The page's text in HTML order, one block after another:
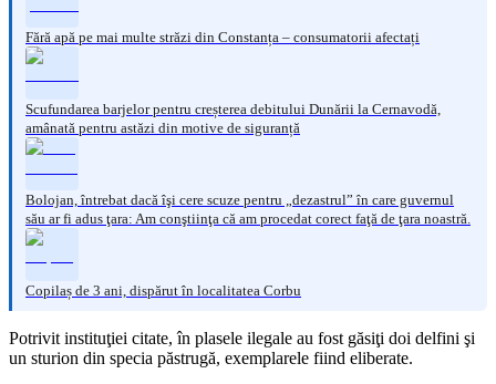
Fără apă pe mai multe străzi din Constanța – consumatorii afectați
Scufundarea barjelor pentru creșterea debitului Dunării la Cernavodă,
amânată pentru astăzi din motive de siguranță
Bolojan, întrebat dacă îşi cere scuze pentru „dezastrul” în care guvernul
său ar fi adus ţara: Am conştiinţa că am procedat corect faţă de ţara noastră.
Copilaș de 3 ani, dispărut în localitatea Corbu
Potrivit instituţiei citate, în plasele ilegale au fost găsiţi doi delfini şi
un sturion din specia păstrugă, exemplarele fiind eliberate.